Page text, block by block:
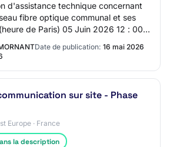
d'assistance technique concernant
fibre optique communal et ses
de Paris) 05 Juin 2026 12 : 00
Date de publication: 16 mai 2026
sur site - Phase
Europe · France
la description